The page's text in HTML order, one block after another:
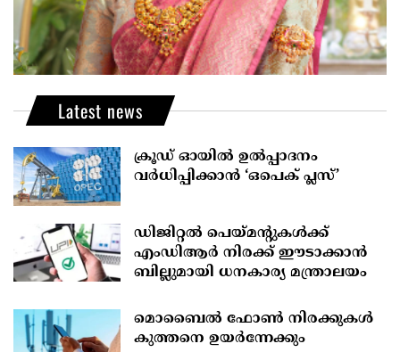
Latest news
ക്രൂഡ് ഓയിൽ ഉൽപ്പാദനം
വർധിപ്പിക്കാൻ ‘ഒപെക് പ്ലസ്’
ഡിജിറ്റൽ പെയ്മന്റുകൾക്ക്
എംഡിആർ നിരക്ക് ഈടാക്കാൻ
ബില്ലുമായി ധനകാര്യ മന്ത്രാലയം
മൊബൈല്‍ ഫോണ്‍ നിരക്കുകള്‍
കുത്തനെ ഉയര്‍ന്നേക്കും